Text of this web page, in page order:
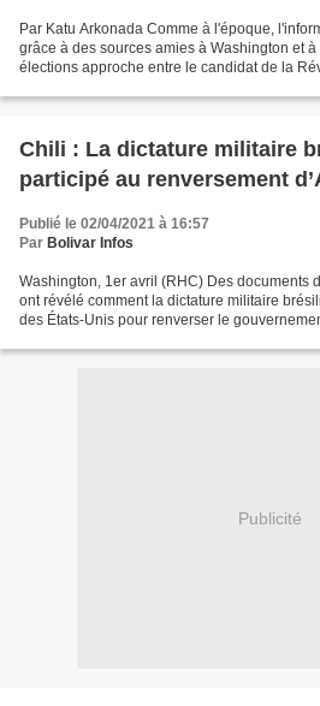
Par Katu Arkonada Comme à l'époque,
grâce à des sources amies à Washington et
élections approche entre le candidat de la
Chili : La dictature militaire
participé au renversement
Publié le 02/04/2021 à 16:57
Par Bolivar Infos
Washington, 1er avril (RHC) Des documents
ont révélé comment la dictature militaire
des États-Unis pour renverser le
Publicité